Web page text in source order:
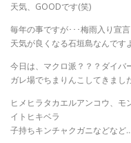
天気、GOODです(笑)
毎年の事ですが･･･梅雨入り宣言
天気が良くなる石垣島なんです
今日は、マクロ派？？？ダイバ
ガレ場でちまりんこしてきまし
ヒメヒラタカエルアンコウ、
イトヒキベラ
子持ちキンチャクガニなどなど